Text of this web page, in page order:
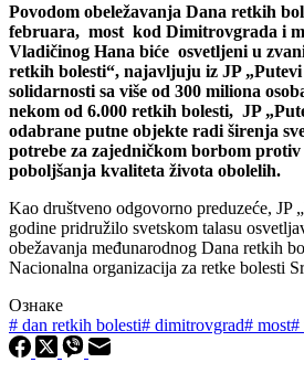
Povodom obeležavanja Dana retkih
februara, most kod Dimitrovgrada i
Vladičinog Hana biće osvetljeni u
retkih bolesti“, najavljuju iz JP
solidarnosti sa više od 300 miliona
nekom od 6.000 retkih bolesti, JP
odabrane putne objekte radi širenja
potrebe za zajedničkom borbom
poboljšanja kvaliteta života obolelih.
Kao društveno odgovorno preduzeće, JP
godine pridružilo svetskom talasu
obežavanja međunarodnog Dana retkih
Nacionalna organizacija za retke bolesti
Ознаке
# dan retkih bolesti# dimitrovgrad# most#